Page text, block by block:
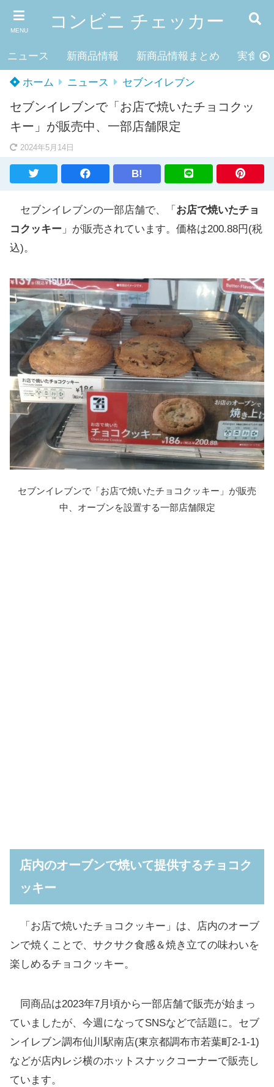
MENU コンビニ チェッカー
ニュース 新商品情報 新商品情報まとめ 実食レ
ホーム ニュース セブンイレブン
セブンイレブンで「お店で焼いたチョコクッ
キー」が販売中、一部店舗限定
2024年5月14日
B!
セブンイレブンの一部店舗で、「 お店で焼いたチョ
コクッキー 」が販売されています。価格は200.88円(税
込)。
セブンイレブンで「お店で焼いたチョコクッキー」が販売
中、オーブンを設置する一部店舗限定
店内のオーブンで焼いて提供するチョコク
ッキー
「お店で焼いたチョコクッキー」は、店内のオーブ
ンで焼くことで、サクサク食感＆焼き立ての味わいを
楽しめるチョコクッキー。
同商品は2023年7月頃から一部店舗で販売が始まっ
ていましたが、今週になってSNSなどで話題に。セブ
ンイレブン調布仙川駅南店(東京都調布市若葉町2-1-1)
などが店内レジ横のホットスナックコーナーで販売し
ています。